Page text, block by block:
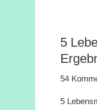
5
54
5
5
ich